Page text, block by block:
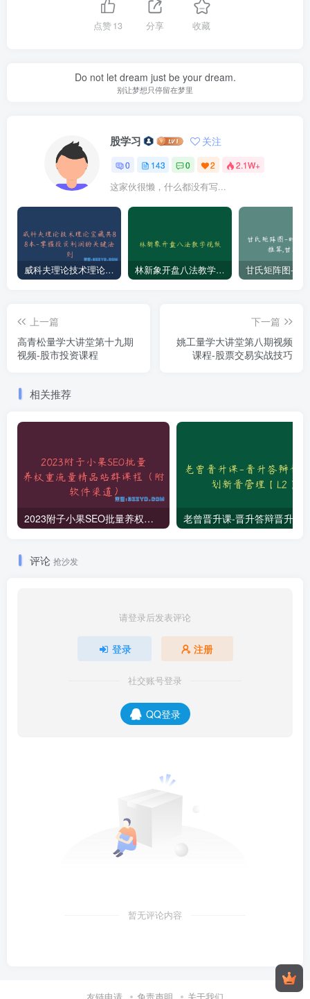
点赞13 分享 收藏
Do not let dream just be your dream.
别让梦想只停留在梦里
股学习 关注
0 143 0 2 2.1W+
这家伙很懒，什么都没有写...
威科夫理论技术理论宝藏共88本-掌握投资利润的关键法则 林新象开盘八法教学视频
上一篇
高青松量学大讲堂第十九期
视频-股市投资课程
下一篇
姚工量学大讲堂第八期视频
课程-股票交易实战技巧
相关推荐
2023附子小果SEO批量养权重流量精品站群课程（附软件渠道）
评论 抢沙发
请登录后发表评论
登录 注册
社交账号登录
QQ登录
暂无评论内容